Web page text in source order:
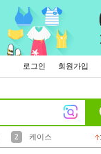
로그인 회원가입
2
케이스